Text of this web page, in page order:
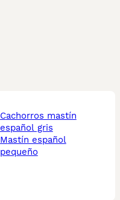
cachorros mastín
español gris
mastín español
pequeño